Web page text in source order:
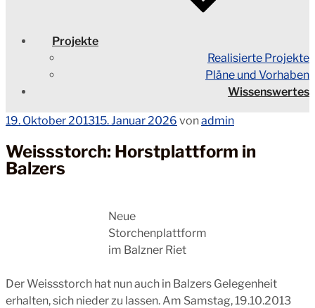
Projekte
Realisierte Projekte
Pläne und Vorhaben
Wissenswertes
Veröffentlicht
19. Oktober 201315. Januar 2026 vonadmin
Weissstorch: Horstplattform in
Balzers
Neue
Storchenplattform
im Balzner Riet
Der Weissstorch hat nun auch in Balzers Gelegenheit
erhalten, sich nieder zu lassen. Am Samstag, 19.10.2013